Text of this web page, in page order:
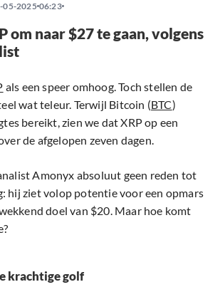
05-2025 06:23
om naar $27 te gaan, volgens
als een speer omhoog. Toch stellen de
wat teleur. Terwijl Bitcoin (BTC)
bereikt, zien we dat XRP op een
de afgelopen zeven dagen.
Amonyx absoluut geen reden tot
hij ziet volop potentie voor een opmars
doel van $20. Maar hoe komt
krachtige golf